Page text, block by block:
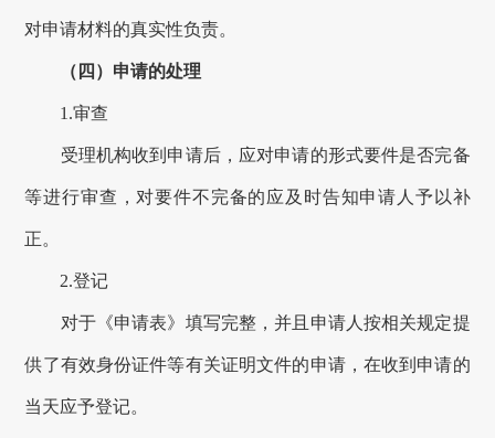
对申请材料的真实性负责。
（四）申请的处理
1.审查
受理机构收到申请后，应对申请的形式要件是否完备
等进行审查，对要件不完备的应及时告知申请人予以补
正。
2.登记
对于《申请表》填写完整，并且申请人按相关规定提
供了有效身份证件等有关证明文件的申请，在收到申请的
当天应予登记。